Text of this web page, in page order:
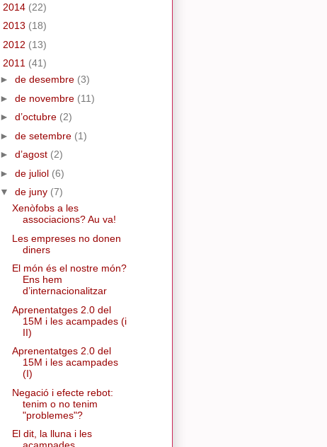
2014 (22)
2013 (18)
2012 (13)
2011 (41)
► de desembre (3)
► de novembre (11)
► d’octubre (2)
► de setembre (1)
► d’agost (2)
► de juliol (6)
▼ de juny (7)
Xenòfobs a les
associacions? Au va!
Les empreses no donen
diners
El món és el nostre món?
Ens hem
d’internacionalitzar
Aprenentatges 2.0 del
15M i les acampades (i
II)
Aprenentatges 2.0 del
15M i les acampades
(I)
Negació i efecte rebot:
tenim o no tenim
"problemes"?
El dit, la lluna i les